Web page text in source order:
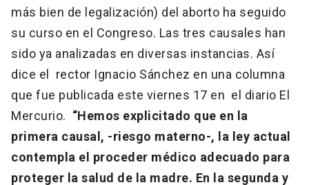
más bien de legalización) del aborto ha seguido
su curso en el Congreso. Las tres causales han
sido ya analizadas en diversas instancias. Así
dice el rector Ignacio Sánchez en una columna
que fue publicada este viernes 17 en el diario El
Mercurio. “Hemos explicitado que en la
primera causal, -riesgo materno-, la ley actual
contempla el proceder médico adecuado para
proteger la salud de la madre. En la segunda y